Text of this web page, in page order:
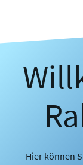
Hier können